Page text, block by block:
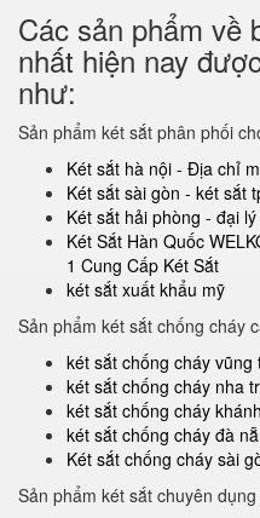
Các sản phẩm về
nhất hiện nay
như:
Sản phẩm két sắt phân phối
Két sắt hà nội - Địa chỉ
Két sắt sài gòn - két sắt
Két sắt hải phòng - đại
Két Sắt Hàn Quốc
1 Cung Cấp Két Sắt
két sắt xuất khẩu mỹ
Sản phẩm két sắt chống cháy
két sắt chống cháy vũng
két sắt chống cháy nha
két sắt chống cháy
két sắt chống cháy đà
Két sắt chống cháy sài
Sản phẩm két sắt chuyên